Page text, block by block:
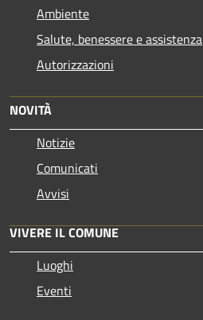
Ambiente
Salute, benessere e assistenza
Autorizzazioni
NOVITÀ
Notizie
Comunicati
Avvisi
VIVERE IL COMUNE
Luoghi
Eventi